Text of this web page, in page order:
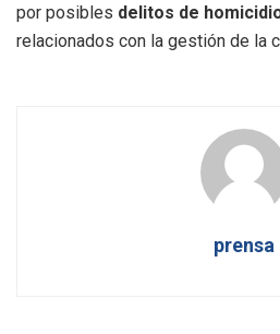
por posibles delitos de
relacionados con la gestión de la
prensa